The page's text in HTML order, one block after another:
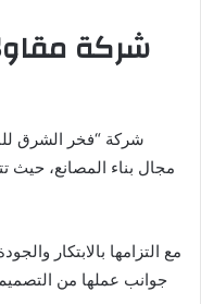
شركة
شركة “فخر الشرق
مجال بناء المصانع، حيث
مع التزامها بالابتكار
جوانب عملها من التصميم